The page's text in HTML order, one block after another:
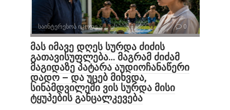
საინტერესოა იცოდე 0
მას იმავე დღეს სურდა ძიძის
გათავისუფლება… მაგრამ ძიძამ
მაგიდაზე პატარა აუდიოჩანაწერი
დადო – და უცებ მიხვდა,
სინამდვილეში ვის სურდა მისი
ტყუპების განცალკევება